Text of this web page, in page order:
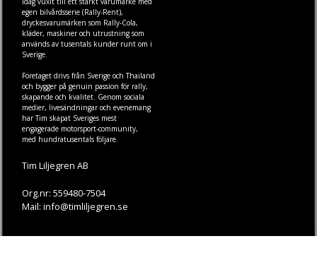
egen bilvårdsserie (Rally-Rent),
dryckesvarumärken som Rally-Cola,
kläder, maskineroch utrustning som
används av tusentals kunder runt om i
Sverige.
Företaget drivs från Sverige och Thailand
och bygger på genuin passion för rally,
skapande och kvalitet. Genom sociala
medier, livesändningar och evenemang
har Tim skapat Sveriges mest
engagerade motorsport-community,
med hundratusentals följare.
Tim Liljegren AB
Org.nr: 559480-7504
Mail: info@timliljegren.se